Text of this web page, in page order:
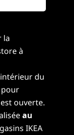
la
à
du
pour
ouverte.
au
IKEA